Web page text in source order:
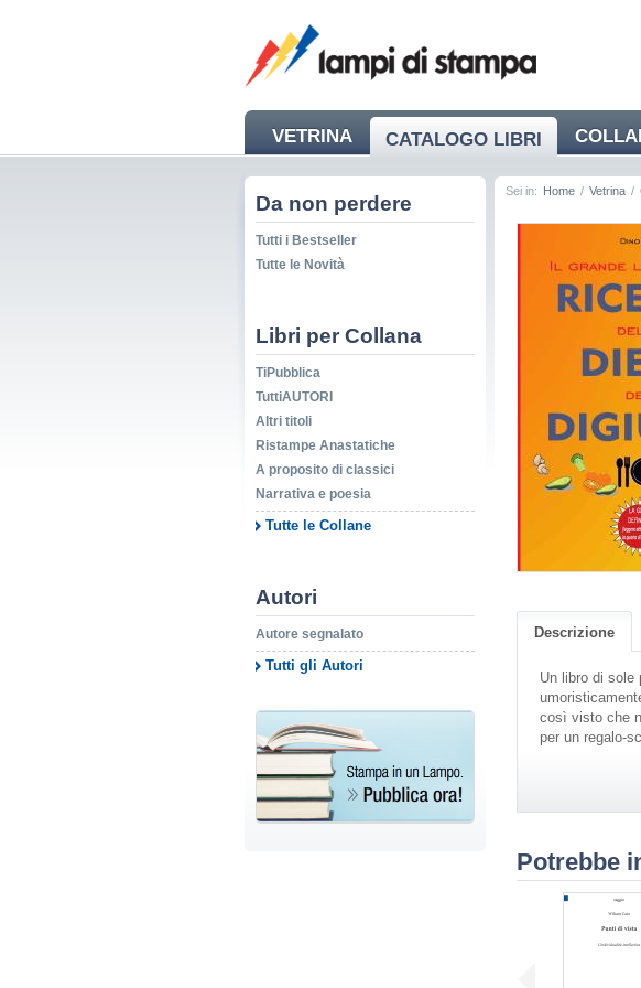
VETRINA CATALOGO LIBRI
NEWS
Da non perdere
Tutti i Bestseller
Tutte le Novità
Libri per Collana
TiPubblica
TuttiAUTORI
Altri titoli
Ristampe Anastatiche
A proposito di classici
Narrativa e poesia
Tutte le Collane
Autori
Autore segnalato
Tutti gli Autori
Sei in: Home / Vetrina /
Descrizione
Un libro di sole
così visto che
per un regalo-
Potrebbe